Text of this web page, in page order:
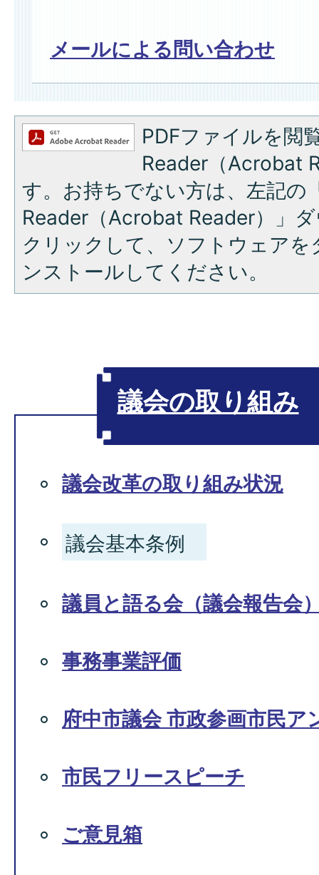
メールによる問い合わせ
PDFファイルを閲
Reader（Acrobat
す。お持ちでない方は、左記の
Reader（Acrobat Reader）」
クリックして、ソフトウェア
ンストールしてください。
議会の取り組み
議会改革の取り組み状況
議会基本条例
議員と語る会（議会報告会
事務事業評価
府中市議会 市政参画市民ア
市民フリースピーチ
ご意見箱